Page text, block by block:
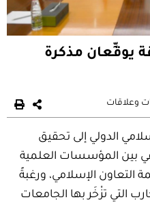
يوقِّعان مذكرة
وعلاقات
الدولي إلى تحقيق
بين المؤسسات العلمية
التعاون الإسلامي، ورغبةً
التي تزْخَر بها الجامعات